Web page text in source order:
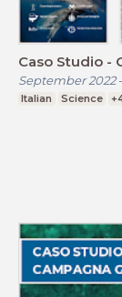
Caso Studio -
September 2022-
Italian Science